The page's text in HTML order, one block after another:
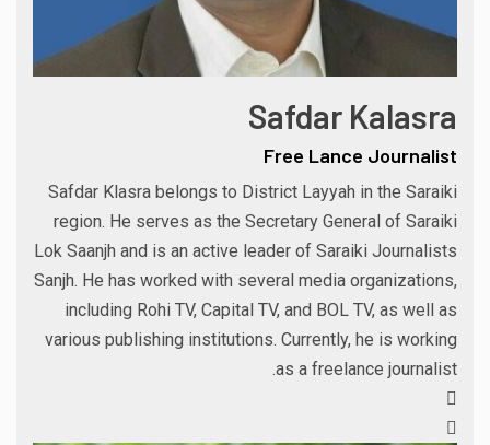
Safdar Kalasra
Free Lance Journalist
Safdar Klasra belongs to District Layyah in the Saraiki
region. He serves as the Secretary General of Saraiki
Lok Saanjh and is an active leader of Saraiki Journalists
Sanjh. He has worked with several media organizations,
including Rohi TV, Capital TV, and BOL TV, as well as
various publishing institutions. Currently, he is working
as a freelance journalist.